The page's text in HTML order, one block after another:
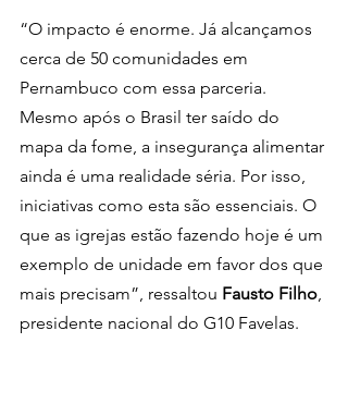
“O impacto é enorme. Já alcançamos
cerca de 50 comunidades em
Pernambuco com essa parceria.
Mesmo após o Brasil ter saído do
mapa da fome, a insegurança alimentar
ainda é uma realidade séria. Por isso,
iniciativas como esta são essenciais. O
que as igrejas estão fazendo hoje é um
exemplo de unidade em favor dos que
mais precisam”, ressaltou Fausto Filho
presidente nacional do G10 Favelas.